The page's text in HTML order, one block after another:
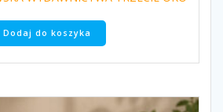
Dodaj do koszyka